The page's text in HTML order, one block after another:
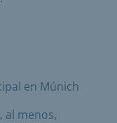
en Múnich
al menos,